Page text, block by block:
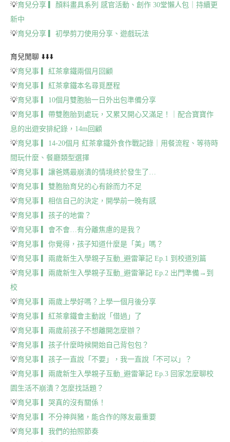
💡育兒分享 ▎顏料畫具系列 感官活動、創作 30堂懶人包｜持續更
新中
💡育兒分享 ▎初學剪刀使用分享、遊戲玩法
育兒閒聊 ⬇️⬇️⬇️
💡育兒事 ▎紅茶拿鐵兩個月回顧
💡育兒事 ▎紅茶拿鐵本名尋覓歷程
💡育兒事 ▎10個月雙胞胎一日外出包準備分享
💡育兒事 ▎帶雙胞胎到處玩，又累又開心又滿足！｜配合寶寶作
息的出遊安排紀錄，14m回顧
💡育兒事 ▎14-20個月 紅茶拿鐵外食作戰記錄｜用餐流程、等待時
間玩什麼、餐廳類型選擇
💡育兒事 ▎讓爸媽最崩潰的情境終於發生了…
💡育兒事 ▎雙胞胎育兒的心有餘而力不足
💡育兒事 ▎相信自己的決定，開學前一晚有感
💡育兒事 ▎孩子的地雷？
💡育兒事 ▎會不會…有分離焦慮的是我？
💡育兒事 ▎你覺得，孩子知道什麼是「美」嗎？
💡育兒事 ▎兩歲新生入學親子互動_避雷筆記 Ep.1 到校道別篇
💡育兒事 ▎兩歲新生入學親子互動_避雷筆記 Ep.2 出門準備→到
校
💡育兒事 ▎兩歲上學好嗎？上學一個月後分享
💡育兒事 ▎紅茶拿鐵會主動說「借過」了
💡育兒事 ▎兩歲前孩子不想離開怎麼辦？
💡育兒事 ▎孩子什麼時候開始自己背包包？
💡育兒事 ▎孩子一直說「不要」，我一直說「不可以」？
💡育兒事 ▎兩歲新生入學親子互動_避雷筆記 Ep.3 回家怎麼聊校
園生活不崩潰？怎麼找話題？
💡育兒事 ▎哭真的沒有關係！
💡育兒事 ▎不分神與豬，能合作的隊友最重要
💡育兒事 ▎我們的拍照節奏